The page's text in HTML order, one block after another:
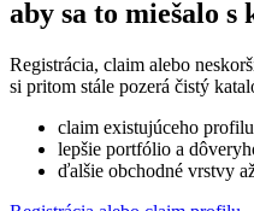
aby sa to miešalo
Registrácia, claim alebo
si pritom stále pozerá čistý
claim existujúceho
lepšie portfólio a
ďalšie obchodné vrstvy